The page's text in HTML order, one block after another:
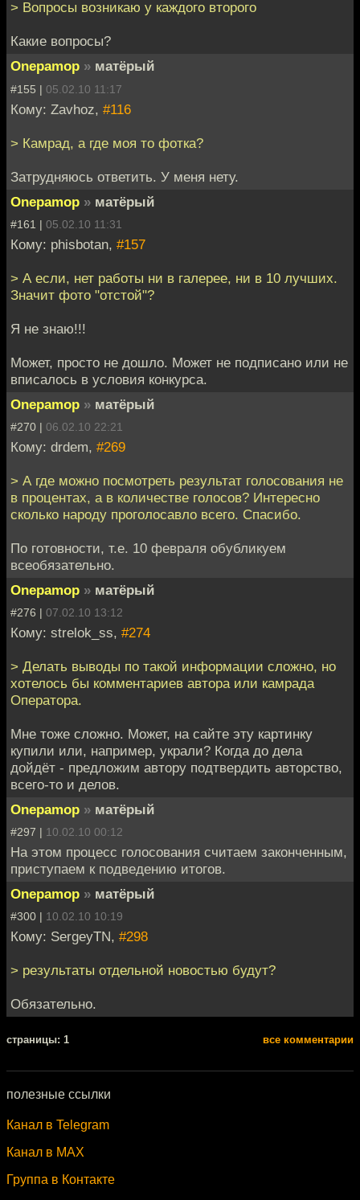
> Вопросы возникаю у каждого второго
Какие вопросы?
Onepamop » матёрый
#155 | 05.02.10 11:17
Кому: Zavhoz, #116
> Камрад, а где моя то фотка?
Затрудняюсь ответить. У меня нету.
Onepamop » матёрый
#161 | 05.02.10 11:31
Кому: phisbotan, #157
> А если, нет работы ни в галерее, ни в 10 лучших.
Значит фото "отстой"?
Я не знаю!!!
Может, просто не дошло. Может не подписано или не
вписалось в условия конкурса.
Onepamop » матёрый
#270 | 06.02.10 22:21
Кому: drdem, #269
> А где можно посмотреть результат голосования не
в процентах, а в количестве голосов? Интересно
сколько народу проголосавло всего. Спасибо.
По готовности, т.е. 10 февраля обубликуем
всеобязательно.
Onepamop » матёрый
#276 | 07.02.10 13:12
Кому: strelok_ss, #274
> Делать выводы по такой информации сложно, но
хотелось бы комментариев автора или камрада
Оператора.
Мне тоже сложно. Может, на сайте эту картинку
купили или, например, украли? Когда до дела
дойдёт - предложим автору подтвердить авторство,
всего-то и делов.
Onepamop » матёрый
#297 | 10.02.10 00:12
На этом процесс голосования считаем законченным,
приступаем к подведению итогов.
Onepamop » матёрый
#300 | 10.02.10 10:19
Кому: SergeyTN, #298
> результаты отдельной новостью будут?
Обязательно.
cтраницы: 1 все комментарии
полезные ссылки
Канал в Telegram
Канал в MAX
Группа в Контакте